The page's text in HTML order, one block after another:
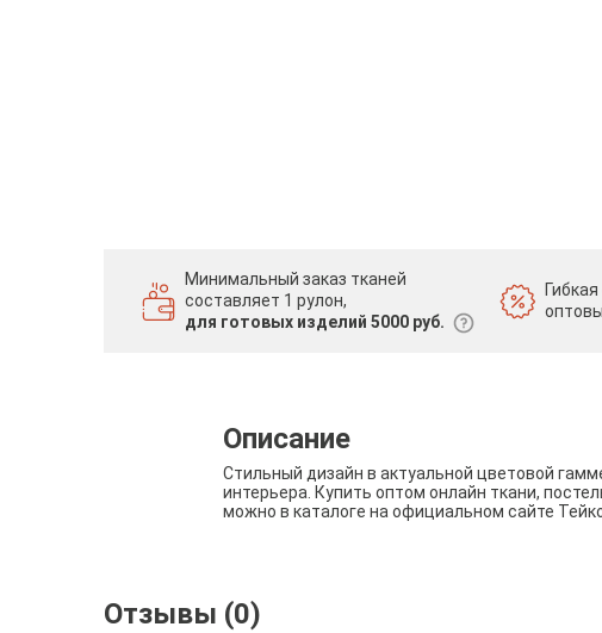
Минимальный заказ тканей
составляет 1 рулон,
для готовых изделий 5000 руб.
Описание
Стильный дизайн в актуальной цветовой
интерьера. Купить оптом онлайн ткани,
можно в каталоге на официальном сайте
Отзывы (0)